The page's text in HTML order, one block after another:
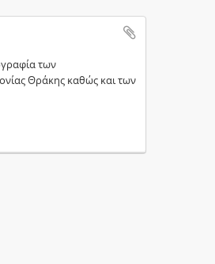
των
Θράκης καθώς και των